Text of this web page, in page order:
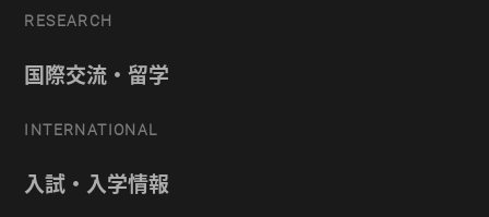
RESEARCH
国際交流・留学
INTERNATIONAL
入試・入学情報